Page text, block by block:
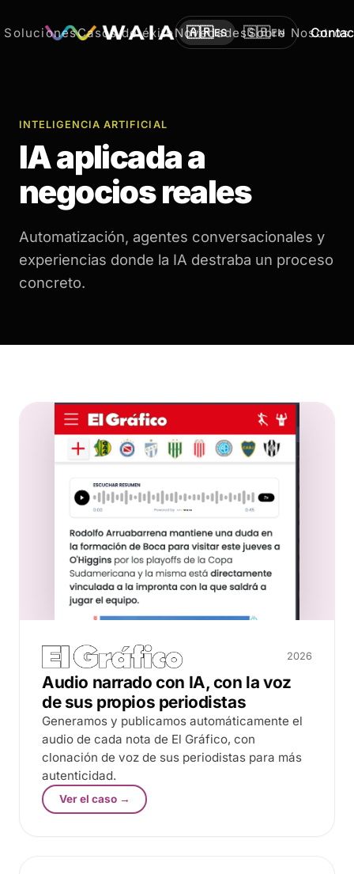
SolucionesCasos de éxitoNovedadesSobre Nosotros
🇦🇷ES 🇬🇧EN
INTELIGENCIA ARTIFICIAL
IA aplicada a
negocios reales
Automatización, agentes conversacionales y
experiencias donde la IA destraba un proceso
concreto.
2026
Audio narrado con IA, con la voz
de sus propios periodistas
Generamos y publicamos automáticamente el
audio de cada nota de El Gráfico, con
clonación de voz de sus periodistas para más
autenticidad.
Ver el caso →